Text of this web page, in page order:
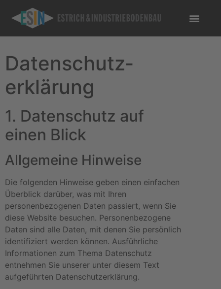
Datenschutz­
erklärung
1. Datenschutz auf
einen Blick
Allgemeine Hinweise
Die folgenden Hinweise geben einen einfachen
Überblick darüber, was mit Ihren
personenbezogenen Daten passiert, wenn Sie
diese Website besuchen. Personenbezogene
Daten sind alle Daten, mit denen Sie persönlich
identifiziert werden können. Ausführliche
Informationen zum Thema Datenschutz
entnehmen Sie unserer unter diesem Text
aufgeführten Datenschutzerklärung.